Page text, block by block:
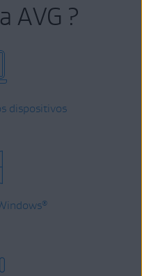
AVG ?
dispositivos
®